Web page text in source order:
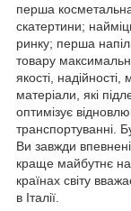
перша
скатертини;
ринку; перша
товару
якості,
матеріали, які
оптимізує
транспортуванні.
Ви завжди
краще майбутнє
країнах світу
в Італії.